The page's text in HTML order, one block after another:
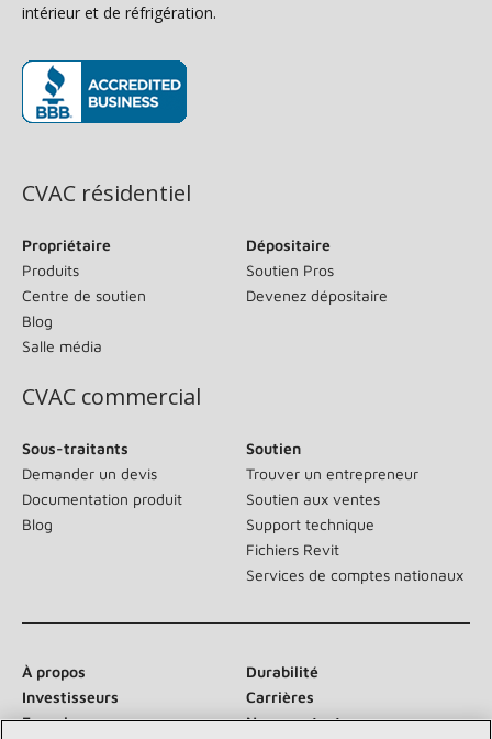
intérieur et de réfrigération.
CVAC résidentiel
Propriétaire
Produits
Centre de soutien
Blog
Salle média
Dépositaire
Soutien Pros
Devenez dépositaire
CVAC commercial
Sous-traitants
Demander un devis
Documentation produit
Blog
Soutien
Trouver un entrepreneur
Soutien aux ventes
Support technique
Fichiers Revit
Services de comptes nationaux
À propos
Durabilité
Investisseurs
Carrières
Fournisseurs
Nous contacter